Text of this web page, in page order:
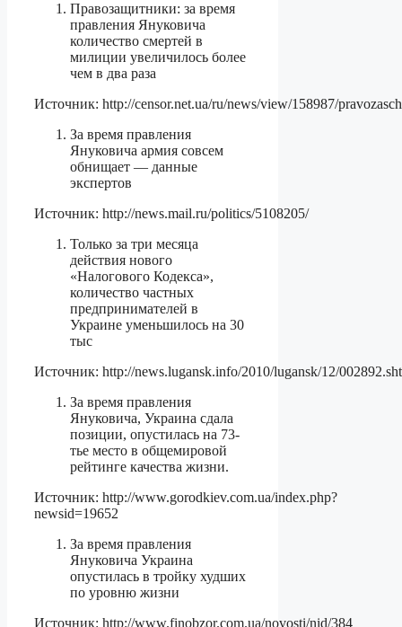
Правозащитники: за время
правления Януковича
количество смертей в
милиции увеличилось более
чем в два раза
Источник: http://censor.net.ua/ru/news/view/158987/
За время правления
Януковича армия совсем
обнищает — данные
экспертов
Источник: http://news.mail.ru/politics/5108205/
Только за три месяца
действия нового
«Налогового Кодекса»,
количество частных
предпринимателей в
Украине уменьшилось на 30
тыс
Источник: http://news.lugansk.info/2010/lugansk/12/
За время правления
Януковича, Украина сдала
позиции, опустилась на 73-
тье место в общемировой
рейтинге качества жизни.
Источник: http://www.gorodkiev.com.ua/index.php?
newsid=19652
За время правления
Януковича Украина
опустилась в тройку худших
по уровню жизни
Источник: http://www.finobzor.com.ua/novosti/nid/384